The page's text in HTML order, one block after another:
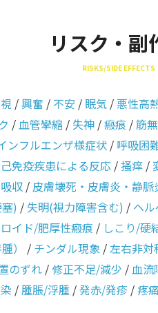
リスク・副
RISKS/SIDE EFFECTS
/興奮 / 不安 / 眠気 /悪性高
/血管攣縮 /失神 /瘢痕 /筋
ンフルエンザ様症状 / 呼吸困
免疫疾患による反応 /掻痒 /
収 / 皮膚壊死・皮膚炎・静脈
) /失明(視力障害含む) / ヘ
イド/肥厚性瘢痕 / しこり/硬
）
/ チンダル現象 /左右非対
のずれ /修正不足/減少 /血流
/腫脹/浮腫 /発赤/発疹 /疼痛